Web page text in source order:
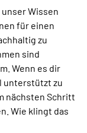
Wissen
für einen
zu
sind
Wenn es dir
unterstützt zu
nächsten Schritt
Wie klingt das